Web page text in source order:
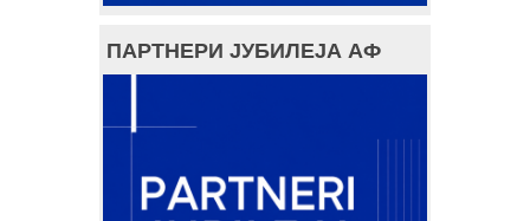
ПАРТНЕРИ ЈУБИЛЕЈА АФ